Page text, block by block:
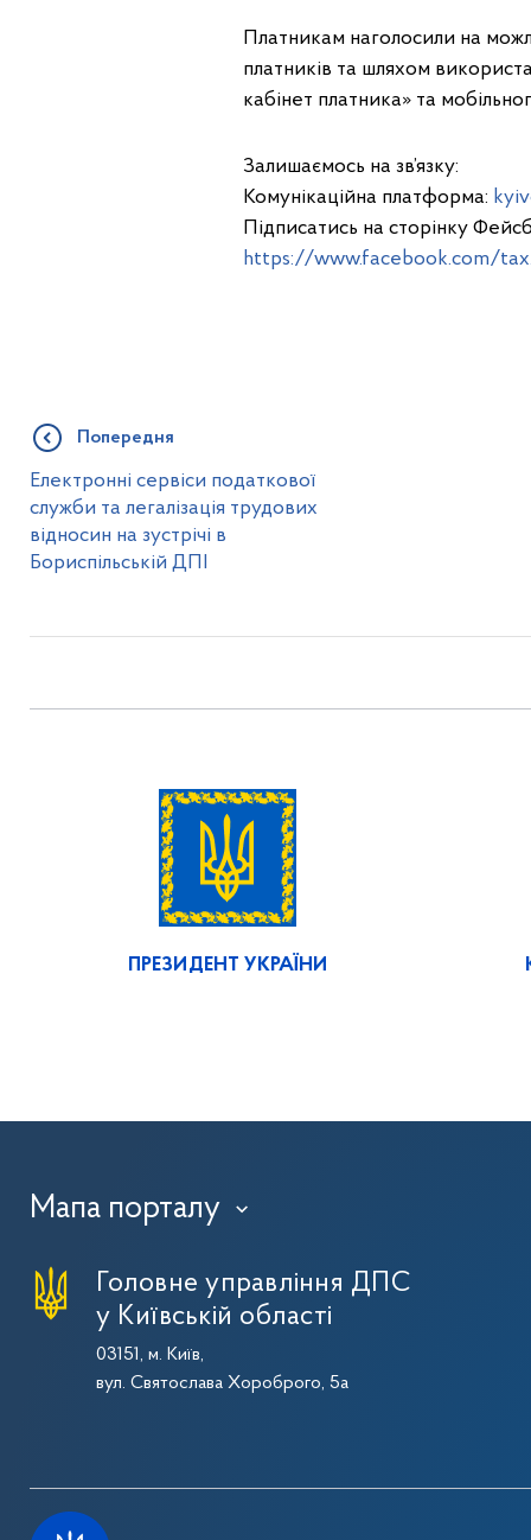
Платникам наголосили на
платників та шляхом
кабінет платника» та
Залишаємось на зв’язку:
Комунікаційна платформа:
Підписатись на сторінку
https://www.facebook.com/
Попередня
Електронні сервіси податкової
служби та легалізація трудових
відносин на зустрічі в
Бориспільській ДПІ
ПРЕЗИДЕНТ УКРАЇНИ
Мапа порталу ›
Головне управління ДПС
у Київській області
03151, м. Київ,
вул. Святослава Хороброго, 5а